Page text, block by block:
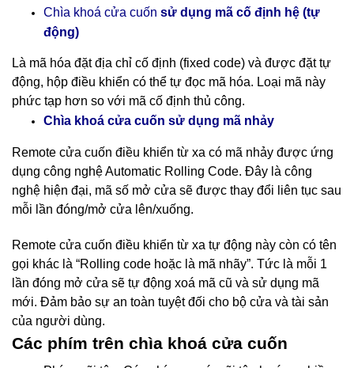
Chìa khoá cửa cuốn sử dụng mã cố định hệ (tự
động)
Là mã hóa đặt địa chỉ cố định (fixed code) và được đặt tự
động, hộp điều khiển có thể tự đọc mã hóa. Loại mã này
phức tạp hơn so với mã cố định thủ công.
Chìa khoá cửa cuốn sử dụng mã nhảy
Remote cửa cuốn điều khiển từ xa có mã nhảy được ứng
dụng công nghệ Automatic Rolling Code. Đây là công
nghệ hiện đại, mã số mở cửa sẽ được thay đổi liên tục sau
mỗi lần đóng/mở cửa lên/xuống.
Remote cửa cuốn điều khiển từ xa tự động này còn có tên
gọi khác là “Rolling code hoặc là mã nhãy”. Tức là mỗi 1
lần đóng mở cửa sẽ tự động xoá mã cũ và sử dụng mã
mới. Đảm bảo sự an toàn tuyệt đối cho bộ cửa và tài sản
của người dùng.
Các phím trên chìa khoá cửa cuốn